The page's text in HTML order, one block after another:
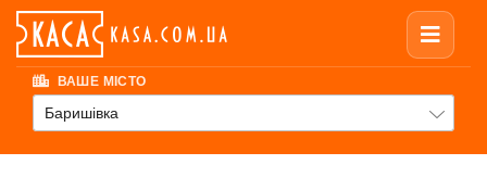
ВАШЕ МІСТО
Баришівка